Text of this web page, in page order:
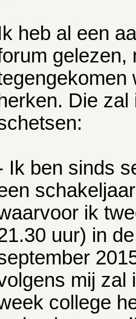
heb al een
gelezen,
herken. Die
Ik ben sinds
ik
uur) in
mij zal
college